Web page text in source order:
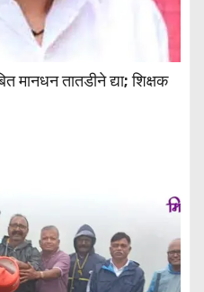
मानधन तातडीने द्या; शिक्षक